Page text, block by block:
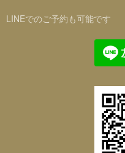
LINEでのご予約も可能です